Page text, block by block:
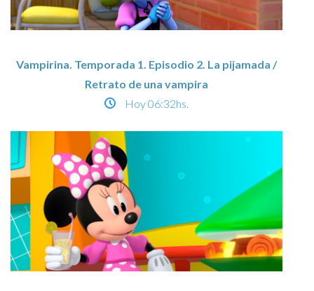
Vampirina. Temporada 1. Episodio 2. La pijamada /
Retrato de una vampira
Hoy06:32hs.